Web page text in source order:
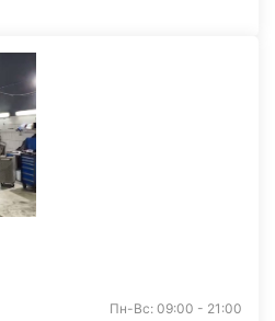
Пн-Вс: 09:00 - 21:00